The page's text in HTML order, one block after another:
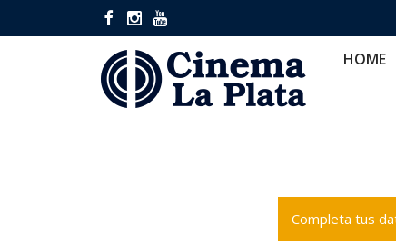
HOME
Completa tus